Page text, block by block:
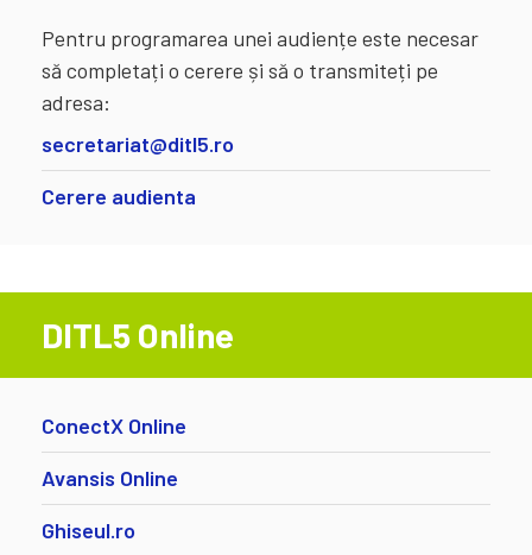
Pentru programarea unei audiențe este necesar
să completați o cerere și să o transmiteți pe
adresa:
secretariat@ditl5.ro
Cerere audienta
DITL5 Online
ConectX Online
Avansis Online
Ghiseul.ro